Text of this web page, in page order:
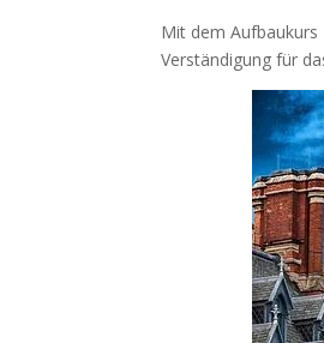
Mit dem Aufbaukurs
Verständigung für